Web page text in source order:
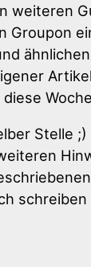
weiteren
Groupon
Stelle ;)
schreiben